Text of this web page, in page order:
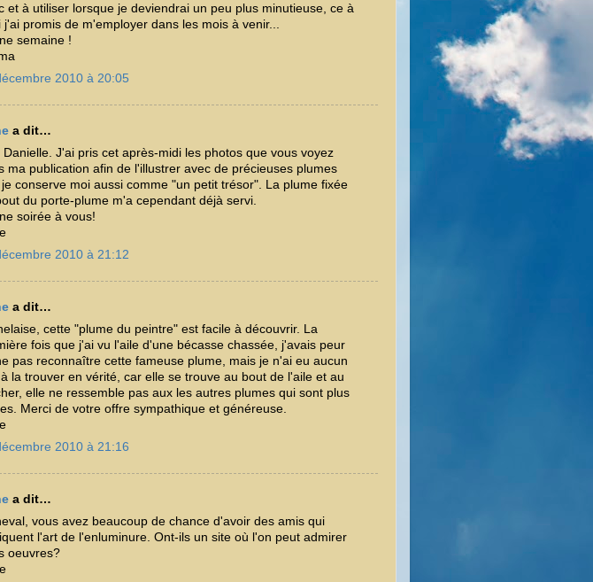
et à utiliser lorsque je deviendrai un peu plus minutieuse, ce à
j'ai promis de m'employer dans les mois à venir...
semaine !
2010 à 20:05
a dit…
Danielle. J'ai pris cet après-midi les photos que vous voyez
ma publication afin de l'illustrer avec de précieuses plumes
conserve moi aussi comme "un petit trésor". La plume fixée
du porte-plume m'a cependant déjà servi.
soirée à vous!
2010 à 21:12
a dit…
cette "plume du peintre" est facile à découvrir. La
fois que j'ai vu l'aile d'une bécasse chassée, j'avais peur
pas reconnaître cette fameuse plume, mais je n'ai eu aucun
la trouver en vérité, car elle se trouve au bout de l'aile et au
elle ne ressemble pas aux les autres plumes qui sont plus
Merci de votre offre sympathique et généreuse.
2010 à 21:16
a dit…
vous avez beaucoup de chance d'avoir des amis qui
l'art de l'enluminure. Ont-ils un site où l'on peut admirer
oeuvres?